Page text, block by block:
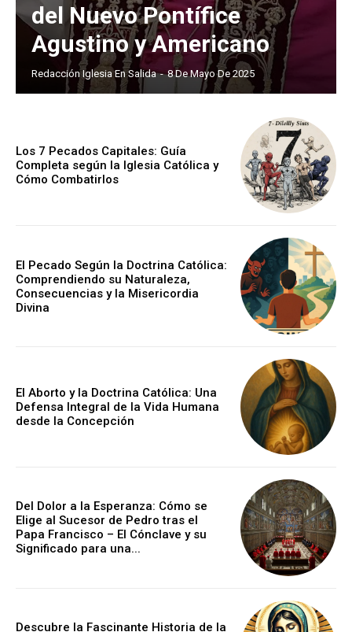
del Nuevo Pontífice
Agustino y Americano
Redacción Iglesia En Salida - 8 De Mayo De 2025
Los 7 Pecados Capitales: Guía
Completa según la Iglesia Católica y
Cómo Combatirlos
El Pecado Según la Doctrina Católica:
Comprendiendo su Naturaleza,
Consecuencias y la Misericordia
Divina
El Aborto y la Doctrina Católica: Una
Defensa Integral de la Vida Humana
desde la Concepción
Del Dolor a la Esperanza: Cómo se
Elige al Sucesor de Pedro tras el
Papa Francisco – El Cónclave y su
Significado para una...
Descubre la Fascinante Historia de la